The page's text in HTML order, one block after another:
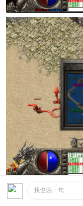
我也说一句